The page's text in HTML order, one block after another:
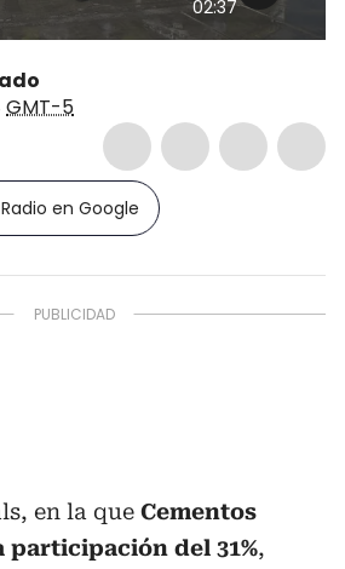
02:37
GMT-5
en Google
en la que Cementos
participación del 31%,